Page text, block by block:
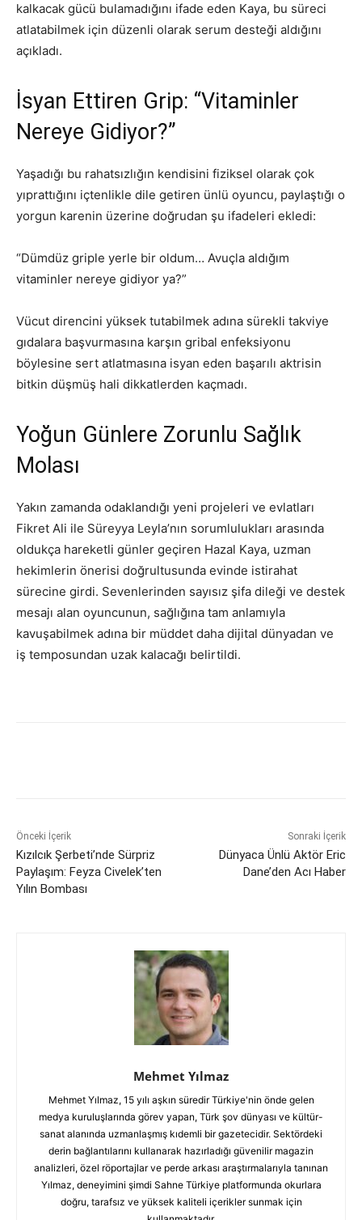
kalkacak gücü bulamadığını ifade eden Kaya, bu süreci
atlatabilmek için düzenli olarak serum desteği aldığını
açıkladı.
İsyan Ettiren Grip: “Vitaminler
Nereye Gidiyor?”
Yaşadığı bu rahatsızlığın kendisini fiziksel olarak çok
yıprattığını içtenlikle dile getiren ünlü oyuncu, paylaştığı o
yorgun karenin üzerine doğrudan şu ifadeleri ekledi:
“Dümdüz griple yerle bir oldum… Avuçla aldığım
vitaminler nereye gidiyor ya?”
Vücut direncini yüksek tutabilmek adına sürekli takviye
gıdalara başvurmasına karşın gribal enfeksiyonu
böylesine sert atlatmasına isyan eden başarılı aktrisin
bitkin düşmüş hali dikkatlerden kaçmadı.
Yoğun Günlere Zorunlu Sağlık
Molası
Yakın zamanda odaklandığı yeni projeleri ve evlatları
Fikret Ali ile Süreyya Leyla’nın sorumlulukları arasında
oldukça hareketli günler geçiren Hazal Kaya, uzman
hekimlerin önerisi doğrultusunda evinde istirahat
sürecine girdi. Sevenlerinden sayısız şifa dileği ve destek
mesajı alan oyuncunun, sağlığına tam anlamıyla
kavuşabilmek adına bir müddet daha dijital dünyadan ve
iş temposundan uzak kalacağı belirtildi.
Önceki İçerik
Kızılcık Şerbeti’nde Sürpriz
Paylaşım: Feyza Civelek’ten
Yılın Bombası
Sonraki İçerik
Dünyaca Ünlü Aktör Eric
Dane’den Acı Haber
Mehmet Yılmaz
Mehmet Yılmaz, 15 yılı aşkın süredir Türkiye'nin önde gelen
medya kuruluşlarında görev yapan, Türk şov dünyası ve kültür-
sanat alanında uzmanlaşmış kıdemli bir gazetecidir. Sektördeki
derin bağlantılarını kullanarak hazırladığı güvenilir magazin
analizleri, özel röportajlar ve perde arkası araştırmalarıyla tanınan
Yılmaz, deneyimini şimdi Sahne Türkiye platformunda okurlara
doğru, tarafsız ve yüksek kaliteli içerikler sunmak için